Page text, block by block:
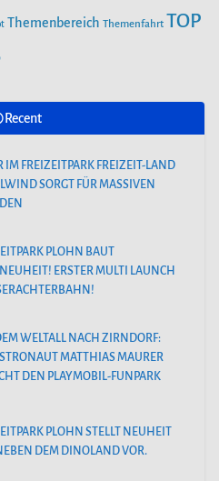
Themenbereich Themenfahrt TOP
Recent
IM FREIZEITPARK FREIZEIT-LAND
SORGT FÜR MASSIVEN
PLOHN BAUT
ERSTER MULTI LAUNCH
WELTALL NACH ZIRNDORF:
MATTHIAS MAURER
DEN PLAYMOBIL-FUNPARK
PLOHN STELLT NEUHEIT
DEM DINOLAND VOR.